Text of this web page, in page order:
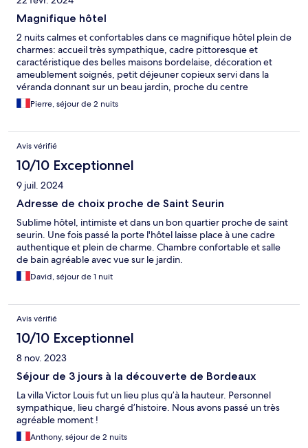
Magnifique hôtel
2 nuits calmes et confortables dans ce magnifique hôtel plein de
charmes: accueil très sympathique, cadre pittoresque et
caractéristique des belles maisons bordelaise, décoration et
ameublement soignés, petit déjeuner copieux servi dans la
véranda donnant sur un beau jardin, proche du centre
historique.
Pierre, séjour de 2 nuits
Avis vérifié
10/10 Exceptionnel
9 juil. 2024
Adresse de choix proche de Saint Seurin
Sublime hôtel, intimiste et dans un bon quartier proche de saint
seurin. Une fois passé la porte l'hôtel laisse place à une cadre
authentique et plein de charme. Chambre confortable et salle
de bain agréable avec vue sur le jardin.
David, séjour de 1 nuit
Avis vérifié
10/10 Exceptionnel
8 nov. 2023
Séjour de 3 jours à la découverte de Bordeaux
La villa Victor Louis fut un lieu plus qu’à la hauteur. Personnel
sympathique, lieu chargé d’histoire. Nous avons passé un très
agréable moment !
Anthony, séjour de 2 nuits